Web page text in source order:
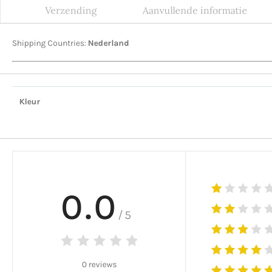
Verzending Aanvullende informatie
Shipping Countries: Nederland
Kleur
0.0 /5
0 reviews